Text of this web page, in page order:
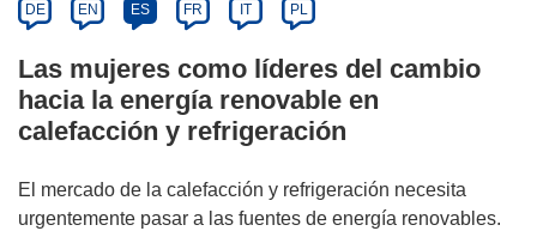
DE EN ES FR IT PL
Las mujeres como líderes del cambio
hacia la energía renovable en
calefacción y refrigeración
El mercado de la calefacción y refrigeración necesita
urgentemente pasar a las fuentes de energía renovables.